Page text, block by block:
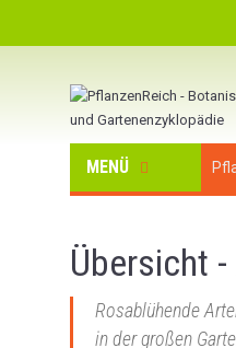
MENÜ
Übersicht
Rosablühende
in der großen